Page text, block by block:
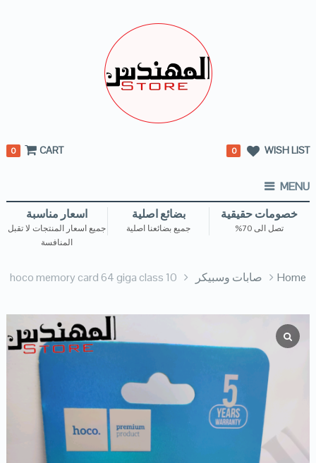
WISH LIST
0
CART
0
MENU
خصومات حقيقية
تصل الى 70%
بضائع اصلية
جميع بضائعنا اصلية
اسعار مناسبة
جميع اسعار المنتجات لا تقبل
المنافسة
Home صابات وسبيكر hoco memory card 64 giga class 10